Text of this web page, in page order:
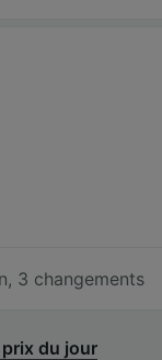
, 3 changements
du jour